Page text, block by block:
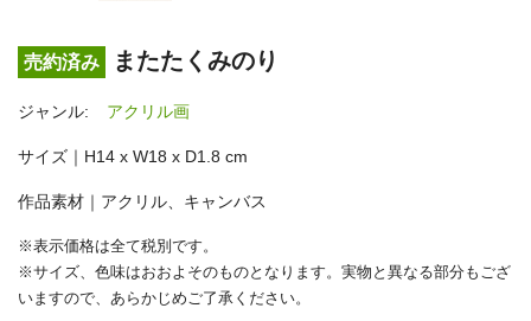
売約済み またたくみのり
ジャンル: アクリル画
サイズ｜H14 x W18 x D1.8 cm
作品素材｜アクリル、キャンバス
※表示価格は全て税別です。
※サイズ、色味はおおよそのものとなります。実物と異なる部分もござ
いますので、あらかじめご了承ください。